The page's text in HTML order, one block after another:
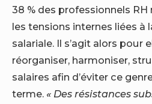
38 % des professionnels
les tensions internes liées à
salariale. Il s’agit alors pour
réorganiser, harmoniser,
salaires afin d’éviter ce
terme. « Des résistances